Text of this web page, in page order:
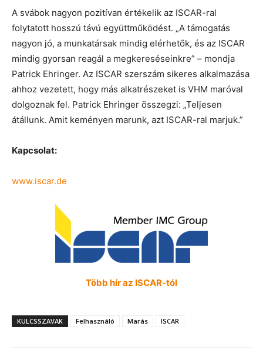
A svábok nagyon pozitívan értékelik az ISCAR-ral
folytatott hosszú távú együttműködést. „A támogatás
nagyon jó, a munkatársak mindig elérhetők, és az ISCAR
mindig gyorsan reagál a megkereséseinkre” – mondja
Patrick Ehringer. Az ISCAR szerszám sikeres alkalmazása
ahhoz vezetett, hogy más alkatrészeket is VHM maróval
dolgoznak fel. Patrick Ehringer összegzi: „Teljesen
átállunk. Amit keményen marunk, azt ISCAR-ral marjuk.”
Kapcsolat:
www.iscar.de
Több hír az ISCAR-tól
KULCSSZAVAK Felhasználó Marás ISCAR